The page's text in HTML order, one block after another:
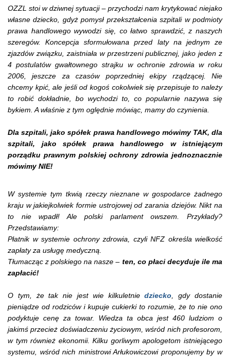
OZZL stoi w dziwnej sytuacji – przychodzi nam krytykować niejako
własne dziecko, gdyż pomysł przekształcenia szpitali w podmioty
prawa handlowego wywodzi się, co łatwo sprawdzić, z naszych
szeregów. Koncepcja sformułowana przed laty na jednym ze
zjazdów związku, zaistniała w przestrzeni publicznej, jako jeden z
4 postulatów gwałtownego strajku w ochronie zdrowia w roku
2006, jeszcze za czasów poprzedniej ekipy rządzącej. Nie
chcemy kpić, ale jeśli od kogoś cokolwiek się przepisuje to należy
to robić dokładnie, bo wychodzi to, co popularnie nazywa się
bykiem. A właśnie z tym oględnie mówiąc, mamy do czynienia.
Dla szpitali, jako spółek prawa handlowego mówimy TAK, dla
szpitali, jako spółek prawa handlowego w istniejącym
porządku prawnym polskiej ochrony zdrowia jednoznacznie
mówimy NIE!
W systemie tym tkwią rzeczy nieznane w gospodarce żadnego
kraju w jakiejkolwiek formie ustrojowej od zarania dziejów. Nikt na
to nie wpadł! Ale polski parlament owszem. Przykłady?
Przedstawiamy:
Płatnik w systemie ochrony zdrowia, czyli NFZ określa wielkość
zapłaty za usługę medyczną.
Tłumacząc z polskiego na nasze – ten, co płaci decyduje ile ma
zapłacić!
O tym, że tak nie jest wie kilkuletnie dziecko , gdy dostanie
pieniądze od rodziców i kupuje cukierki to rozumie, że to nie ono
podyktuje cenę za towar. Wiedza ta obca jest 460 ludziom o
jakimś przecież doświadczeniu życiowym, wśród nich profesorom,
w tym również ekonomii. Kilku gorliwym apologetom istniejącego
systemu, wśród nich ministrowi Arłukowiczowi proponujemy by w